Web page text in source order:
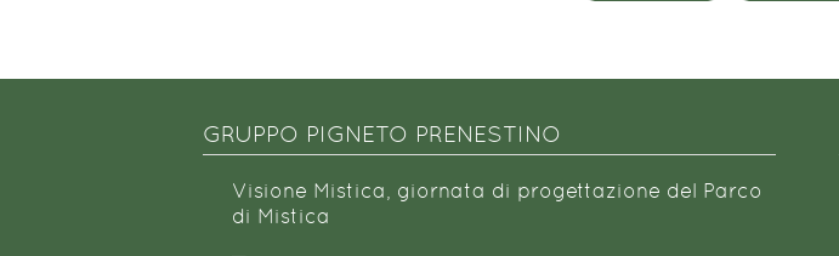
GRUPPO PIGNETO PRENESTINO
Visione Mistica, giornata di progettazione del Parco
di Mistica